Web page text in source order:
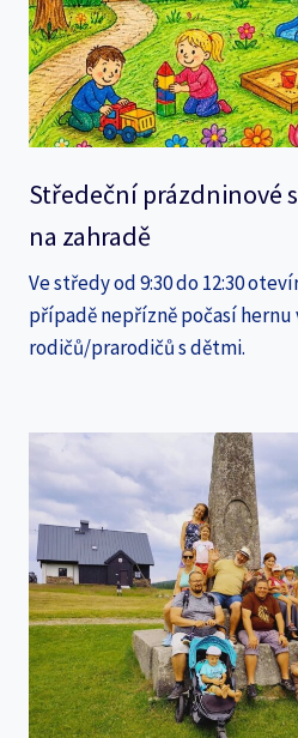
Středeční prázdninové
na zahradě
Ve středy od 9:30 do 12:30
případě nepřízně počasí
rodičů/prarodičů s dětmi.